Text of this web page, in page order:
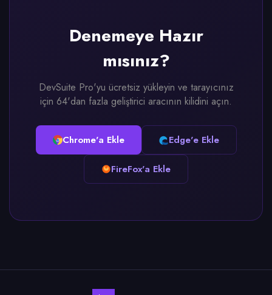
Denemeye Hazır
mısınız?
DevSuite Pro'yu ücretsiz yükleyin ve tarayıcınız
için 64'dan fazla geliştirici aracının kilidini açın.
Chrome'a Ekle Edge'e Ekle
FireFox'a Ekle